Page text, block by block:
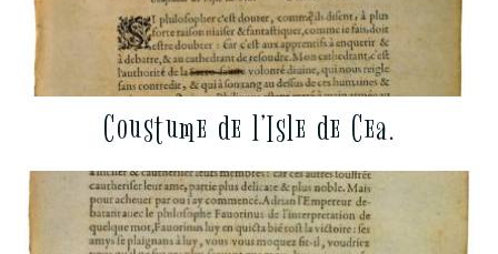
Coustume de l’Isle de Cea.